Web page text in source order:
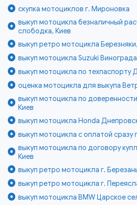
скупка мотоциклов г. Мироновка
выкуп мотоцикла безналичный
слободка, Киев
выкуп ретро мотоцикла
выкуп мотоцикла Suzuki
выкуп мотоцикла по техпаспорту
оценка мотоцикла для выкупа
выкуп мотоцикла по
Киев
выкуп мотоцикла Honda
выкуп мотоцикла с оплатой сразу
выкуп мотоцикла по договору
Киев
выкуп ретро мотоцикла г.
выкуп ретро мотоцикла г.
выкуп мотоцикла BMW Царское